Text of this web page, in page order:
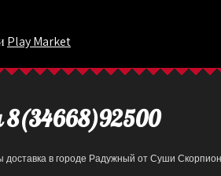
Play Market
8(34668)92500
в городе Радужный от Суши